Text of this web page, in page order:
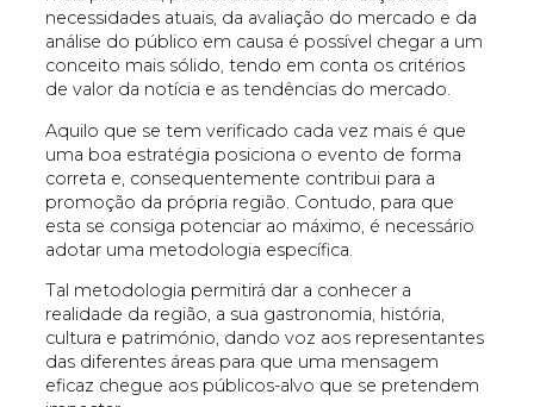
necessidades atuais, da avaliação do mercado e da
análise do público em causa é possível chegar a um
conceito mais sólido, tendo em conta os critérios
de valor da notícia e as tendências do mercado.
Aquilo que se tem verificado cada vez mais é que
uma boa estratégia posiciona o evento de forma
correta e, consequentemente contribui para a
promoção da própria região. Contudo, para que
esta se consiga potenciar ao máximo, é necessário
adotar uma metodologia específica.
Tal metodologia permitirá dar a conhecer a
realidade da região, a sua gastronomia, história,
cultura e património, dando voz aos representantes
das diferentes áreas para que uma mensagem
eficaz chegue aos públicos-alvo que se pretendem